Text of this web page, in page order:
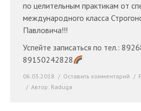
по целительным практикам от
международного класса
Павловича!!!
Успейте записаться по тел.:
89150242828
06.03.2018 Оставить комментарий
Автор: Raduga